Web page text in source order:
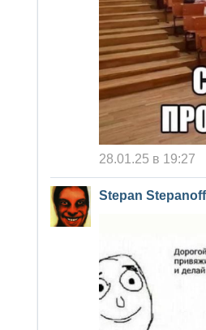
28.01.25 в 19:27
Stepan Stepanoff